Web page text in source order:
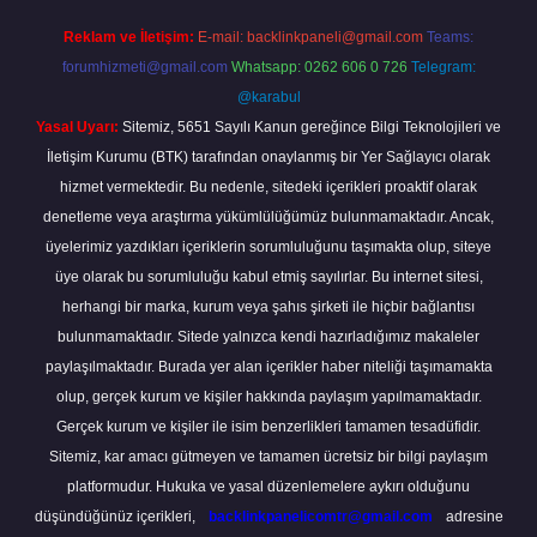
Reklam ve İletişim: E-mail: backlinkpaneli@gmail.com Teams:
forumhizmeti@gmail.com Whatsapp: 0262 606 0 726 Telegram:
@karabul
Yasal Uyarı: Sitemiz, 5651 Sayılı Kanun gereğince Bilgi Teknolojileri ve
İletişim Kurumu (BTK) tarafından onaylanmış bir Yer Sağlayıcı olarak
hizmet vermektedir. Bu nedenle, sitedeki içerikleri proaktif olarak
denetleme veya araştırma yükümlülüğümüz bulunmamaktadır. Ancak,
üyelerimiz yazdıkları içeriklerin sorumluluğunu taşımakta olup, siteye
üye olarak bu sorumluluğu kabul etmiş sayılırlar. Bu internet sitesi,
herhangi bir marka, kurum veya şahıs şirketi ile hiçbir bağlantısı
bulunmamaktadır. Sitede yalnızca kendi hazırladığımız makaleler
paylaşılmaktadır. Burada yer alan içerikler haber niteliği taşımamakta
olup, gerçek kurum ve kişiler hakkında paylaşım yapılmamaktadır.
Gerçek kurum ve kişiler ile isim benzerlikleri tamamen tesadüfidir.
Sitemiz, kar amacı gütmeyen ve tamamen ücretsiz bir bilgi paylaşım
platformudur. Hukuka ve yasal düzenlemelere aykırı olduğunu
düşündüğünüz içerikleri,
backlinkpanelicomtr@gmail.com adresine